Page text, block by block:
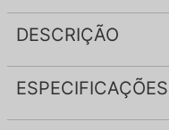
DESCRIÇÃO
ESPECIFICAÇÕES